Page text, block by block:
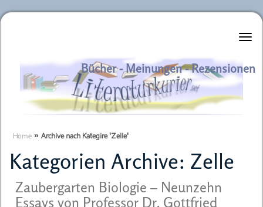
Literaturkurier.net
Bücher - Meinungen - Rezensionen
Home » Archive nach Kategire 'Zelle'
Kategorien Archive: Zelle
Zaubergarten Biologie – Neunzehn
Essays von Professor Dr. Gottfried